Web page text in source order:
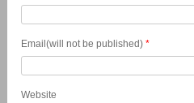
Email(will not be published)*
Website